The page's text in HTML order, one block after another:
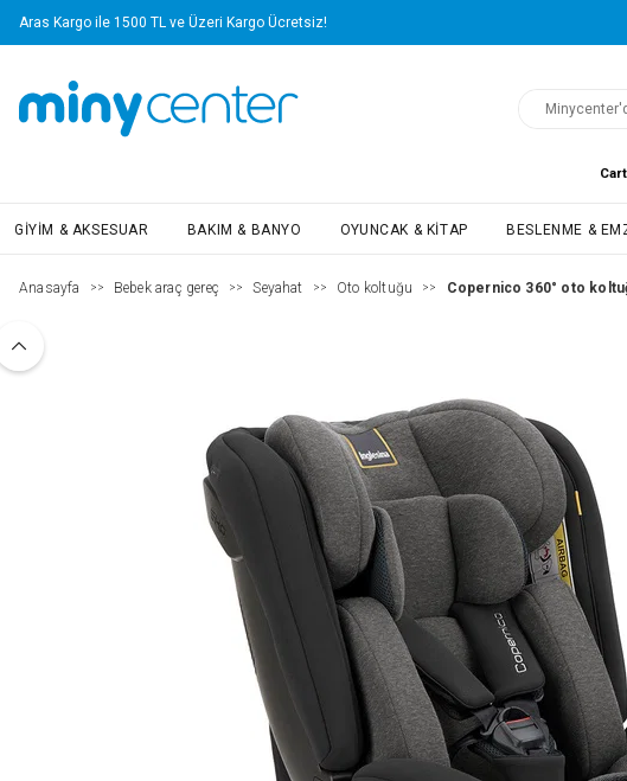
Aras Kargo ile 1500 TL ve Üzeri Kargo Ücretsiz!
GIYIM & AKSESUAR BAKIM & BANYO OYUNCAK & KITAP BESLENME &
Anasayfa >> Bebek araç gereç >> Seyahat >> Oto koltuğu >> Copernico 360° oto